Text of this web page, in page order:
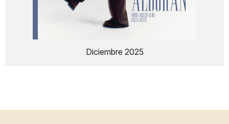
Diciembre 2025